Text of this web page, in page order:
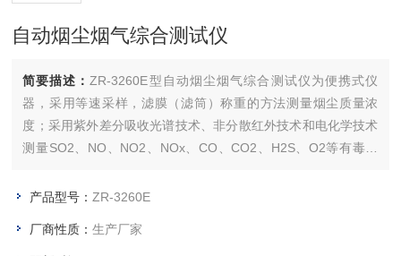
自动烟尘烟气综合测试仪
简要描述： ZR-3260E型自动烟尘烟气综合测试仪为便携式仪
器，采用等速采样，滤膜（滤筒）称重的方法测量烟尘质量浓
度；采用紫外差分吸收光谱技术、非分散红外技术和电化学技术
测量SO2、NO、NO2、NOx、CO、CO2、H2S、O2等有毒有
可实现β射线吸收称重原理完成对废气颗粒物浓度的现场精确测
产品型号：ZR-3260E
厂商性质：生产厂家